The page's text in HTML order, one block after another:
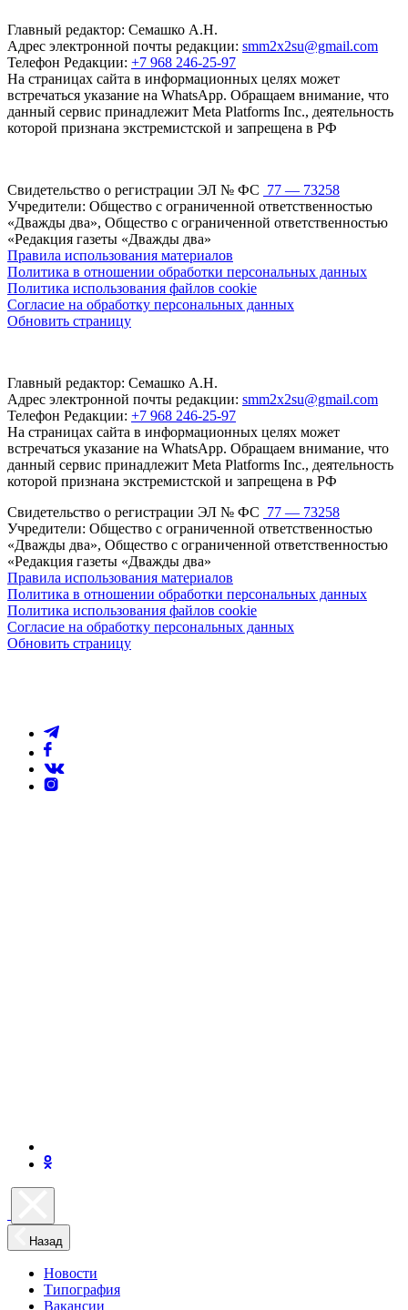
Главный редактор: Семашко А.Н.
Адрес электронной почты редакции: smm2x2su@gmail.com
Телефон Редакции: +7 968 246-25-97
На страницах сайта в информационных целях может
встречаться указание на WhatsApp. Обращаем внимание, что
данный сервис принадлежит Meta Platforms Inc., деятельность
которой признана экстремистской и запрещена в РФ
Свидетельство о регистрации ЭЛ № ФС 77 — 73258
Учредители: Общество с ограниченной ответственностью
«Дважды два», Общество с ограниченной ответственностью
«Редакция газеты «Дважды два»
Правила использования материалов
Политика в отношении обработки персональных данных
Политика использования файлов cookie
Согласие на обработку персональных данных
Обновить страницу
Главный редактор: Семашко А.Н.
Адрес электронной почты редакции: smm2x2su@gmail.com
Телефон Редакции: +7 968 246-25-97
На страницах сайта в информационных целях может
встречаться указание на WhatsApp. Обращаем внимание, что
данный сервис принадлежит Meta Platforms Inc., деятельность
которой признана экстремистской и запрещена в РФ
Свидетельство о регистрации ЭЛ № ФС 77 — 73258
Учредители: Общество с ограниченной ответственностью
«Дважды два», Общество с ограниченной ответственностью
«Редакция газеты «Дважды два»
Правила использования материалов
Политика в отношении обработки персональных данных
Политика использования файлов cookie
Согласие на обработку персональных данных
Обновить страницу
Назад
Новости
Типография
Вакансии